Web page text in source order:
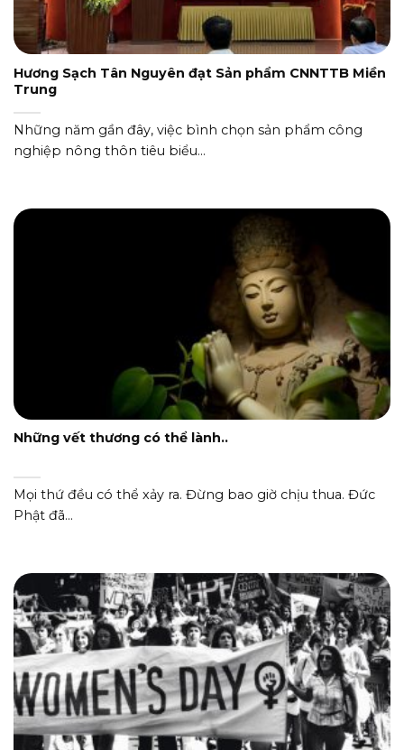
Hương Sạch Tân Nguyên đạt Sản phẩm CNNTTB Miền
Trung
Những năm gần đây, việc bình chọn sản phẩm công
nghiệp nông thôn tiêu biểu...
Những vết thương có thể lành..
Mọi thứ đều có thể xảy ra. Đừng bao giờ chịu thua. Đức
Phật đã...